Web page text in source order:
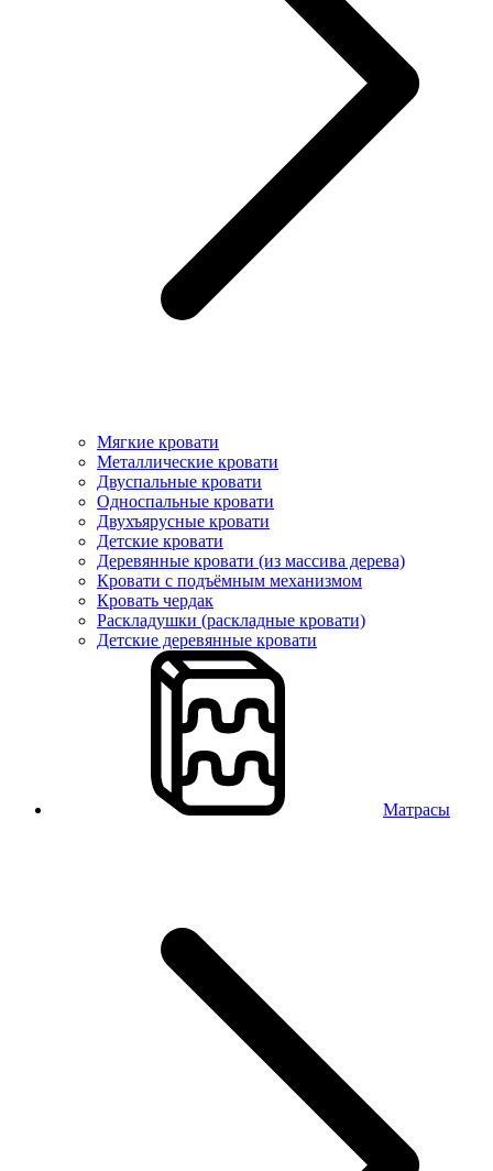
Мягкие кровати
Металлические кровати
Двуспальные кровати
Односпальные кровати
Двухъярусные кровати
Детские кровати
Деревянные кровати (из массива дерева)
Кровати с подъёмным механизмом
Кровать чердак
Раскладушки (раскладные кровати)
Детские деревянные кровати
Матрасы